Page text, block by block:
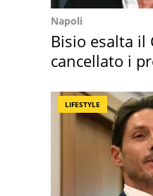
Napoli
Bisio esalta il
cancellato i
LIFESTYLE